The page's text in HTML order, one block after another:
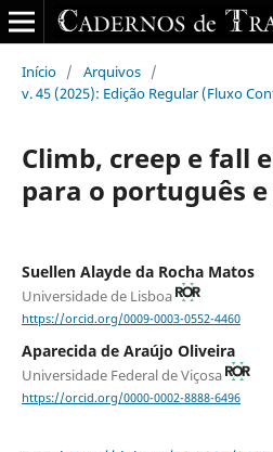
Início / Arquivos /
v. 45 (2025): Edição Regular (Fluxo
Climb, creep e fall
para o português
Suellen Alayde da Rocha Matos
Universidade de Lisboa
https://orcid.org/0009-0003-0552-4460
Aparecida de Araújo Oliveira
Universidade Federal de Viçosa
https://orcid.org/0000-0002-8888-6496